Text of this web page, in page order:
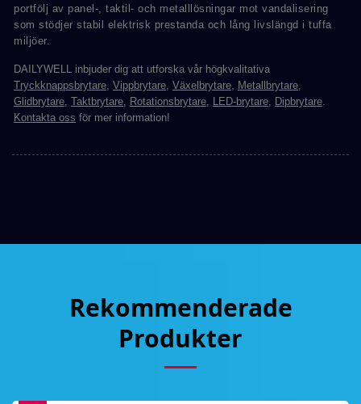
portfölj av panel-, taktil- och metalllösningar mot vandalisering
som stödjer stabil elektrisk prestanda och lång livslängd i tuffa
miljöer.
DAILYWELL inbjuder dig att utforska vår högkvalitativa
Tryckknappsbrytare, Vippbrytare, Växelbrytare, Metallbrytare,
Glidbrytare, Taktbrytare, Rotationsbrytare, LED-brytare, Dipbrytare.
Kontakta oss för mer information!
Rekommenderade
Produkter